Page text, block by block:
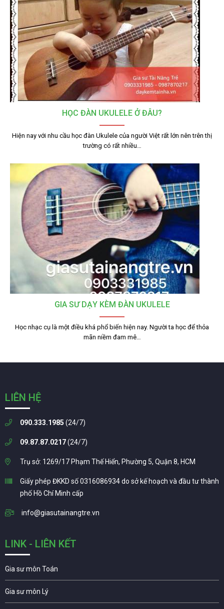
HỌC ĐÀN UKULELE Ở ĐÂU?
Hiện nay với nhu cầu học đàn Ukulele của người Việt rất lớn nên trên thị
trường có rất nhiều…
GIA SƯ DẠY KÈM ĐÀN UKULELE
Học nhạc cụ là một điều khá phổ biến hiện nay. Người ta học để thỏa
mãn niềm đam mê…
LIÊN HỆ
090.333.1985 (24/7)
09.87.87.0217(24/7)
Trụ sở: 1269/17 Phạm Thế Hiển, Phường 5, Quận 8, HCM
Giấy phép ĐKKD số 0316086934 do sở kế hoạch và đầu tư thành
phố Hồ Chí Minh cấp
info@giasutainangtre.vn
LINK - LIÊN KẾT
Gia sư môn Toán
Gia sư môn Lý